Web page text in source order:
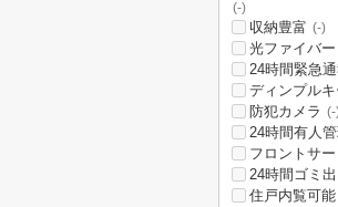
(-)
収納豊富 (-)
光ファイバー
24時間緊急
ディンプルキ
防犯カメラ (-
24時間有人
フロントサ
24時間ゴミ
住戸内覧可能